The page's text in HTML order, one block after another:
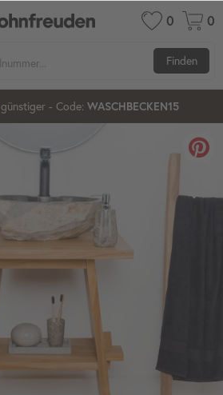
0 0
Finden
günstiger - Code: WASCHBECKEN15
20%